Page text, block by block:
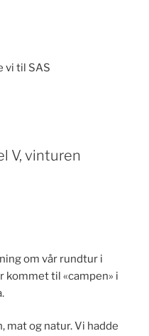
vi til SAS
V, vinturen
om vår rundtur i
kommet til «campen» i
mat og natur. Vi hadde